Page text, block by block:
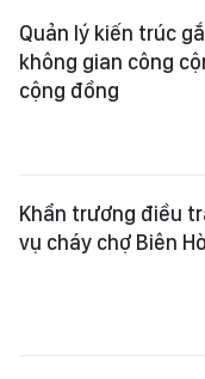
Quản lý kiến trúc
không gian công
cộng đồng
Khẩn trương điều
vụ cháy chợ Biên